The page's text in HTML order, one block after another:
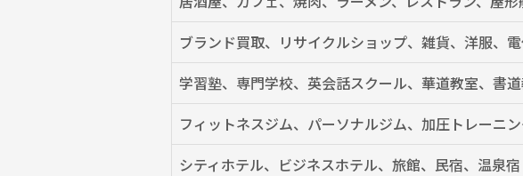
ブランド買取、リサイクルショップ、雑貨、洋服、
学習塾、専門学校、英会話スクール、華道教室、書
フィットネスジム、パーソナルジム、加圧トレーニ
シティホテル、ビジネスホテル、旅館、民宿、温泉宿